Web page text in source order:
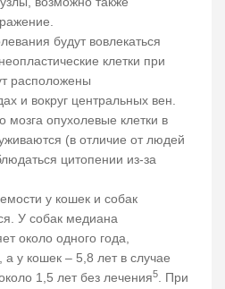
будут вовлекаться
клетки при
расположены
и вокруг центральных вен.
мозга опухолевые клетки в
(в отличие от людей
цитопении из-за
у кошек и собак
У собак медиана
около одного года,
у кошек – 5,8 лет в случае
1,5 лет без лечения5. При